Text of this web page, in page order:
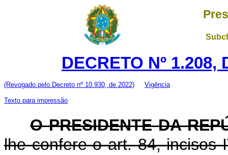
DECRETO Nº 1.208,
(Revogado pelo Decreto nº 10.930, de 2022) Vigência
Texto para impressão
O PRESIDENTE DA
lhe confere o art. 84, incisos